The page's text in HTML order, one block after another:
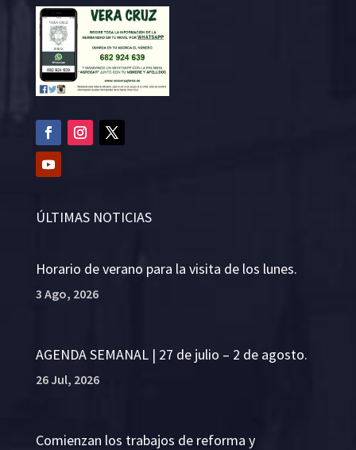
ÚLTIMAS NOTICIAS
Horario de verano para la visita de los lunes.
3 Ago, 2026
AGENDA SEMANAL | 27 de julio – 2 de agosto.
26 Jul, 2026
Comienzan los trabajos de reforma y